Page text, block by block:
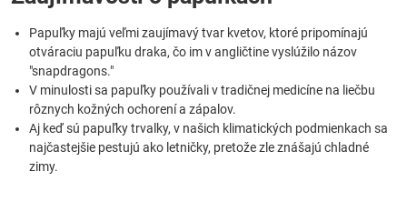
Papuľky majú veľmi zaujímavý tvar kvetov, ktoré pripomínajú
otváraciu papuľku draka, čo im v angličtine vyslúžilo názov
"snapdragons."
V minulosti sa papuľky používali v tradičnej medicíne na liečbu
rôznych kožných ochorení a zápalov.
Aj keď sú papuľky trvalky, v našich klimatických podmienkach sa
najčastejšie pestujú ako letničky, pretože zle znášajú chladné
zimy.